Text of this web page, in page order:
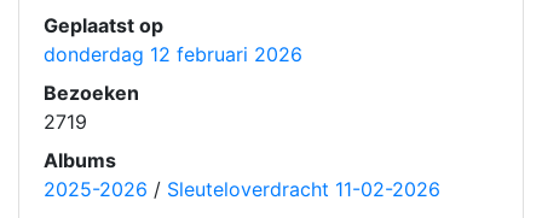
Geplaatst op
donderdag 12 februari 2026
Bezoeken
2719
Albums
2025-2026 / Sleuteloverdracht 11-02-2026